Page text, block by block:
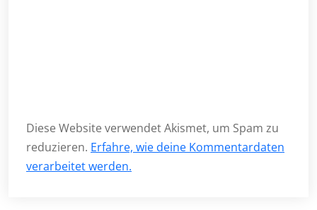
Diese Website verwendet Akismet, um Spam zu
reduzieren. Erfahre, wie deine Kommentardaten
verarbeitet werden.